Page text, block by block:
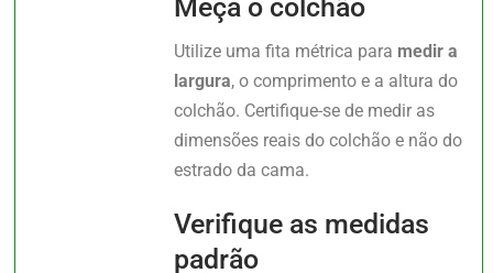
Meça o colchão
Utilize uma fita métrica para medir a
largura, o comprimento e a altura do
colchão. Certifique-se de medir as
dimensões reais do colchão e não do
estrado da cama.
Verifique as medidas
padrão